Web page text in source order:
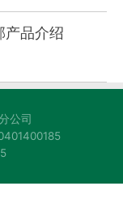
产品介绍
公司